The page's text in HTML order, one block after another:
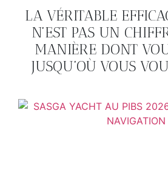
LA VÉRITABLE
N’EST PAS UN
MANIÈRE DONT
JUSQU’OÙ VOUS